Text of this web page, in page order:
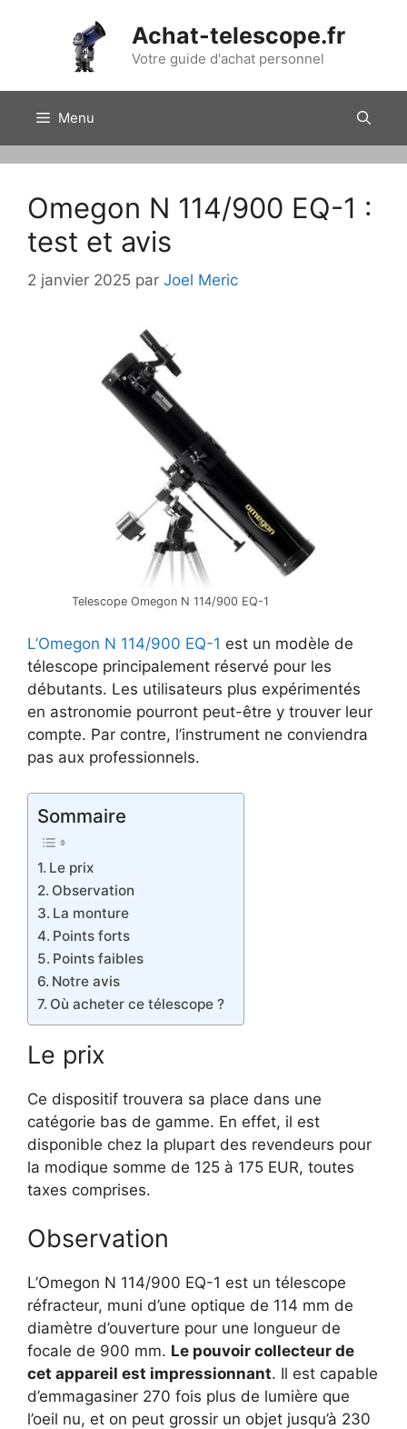
Achat-telescope.fr
Votre guide d'achat personnel
Menu
Omegon N 114/900 EQ-1 :
test et avis
2 janvier 2025 par Joel Meric
Telescope Omegon N 114/900 EQ-1
L’Omegon N 114/900 EQ-1 est un modèle de
télescope principalement réservé pour les
débutants. Les utilisateurs plus expérimentés
en astronomie pourront peut-être y trouver leur
compte. Par contre, l’instrument ne conviendra
pas aux professionnels.
Sommaire
Le prix
Observation
La monture
Points forts
Points faibles
Notre avis
Où acheter ce télescope ?
Le prix
Ce dispositif trouvera sa place dans une
catégorie bas de gamme. En effet, il est
disponible chez la plupart des revendeurs pour
la modique somme de 125 à 175 EUR, toutes
taxes comprises.
Observation
L’Omegon N 114/900 EQ-1 est un télescope
réfracteur, muni d’une optique de 114 mm de
diamètre d’ouverture pour une longueur de
focale de 900 mm. Le pouvoir collecteur de
cet appareil est impressionnant. Il est capable
d’emmagasiner 270 fois plus de lumière que
l’oeil nu, et on peut grossir un objet jusqu’à 230